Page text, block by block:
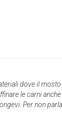
dove il
le carni
Per non